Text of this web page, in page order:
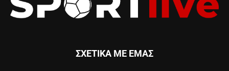
ΣΧΕΤΙΚΑ ΜΕ ΕΜΑΣ